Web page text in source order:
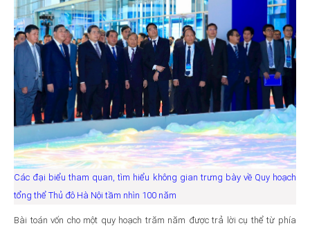
Các đại biểu tham quan, tìm hiểu không gian trưng bày về Quy hoạch
tổng thể Thủ đô Hà Nội tầm nhìn 100 năm
Bài toán vốn cho một quy hoạch trăm năm được trả lời cụ thể từ phía